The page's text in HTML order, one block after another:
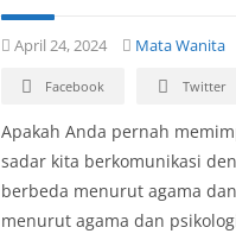
April 24, 2024 Mata Wanita
Facebook Twitter
Apakah Anda pernah
sadar kita berkomunikasi
berbeda menurut agama
menurut agama dan